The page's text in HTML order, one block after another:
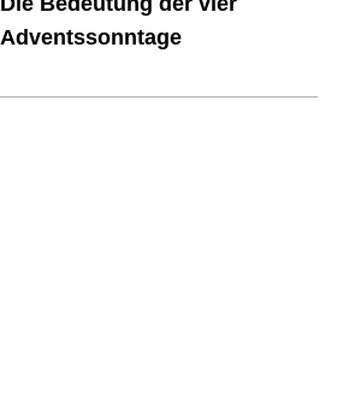
Adventssonntage